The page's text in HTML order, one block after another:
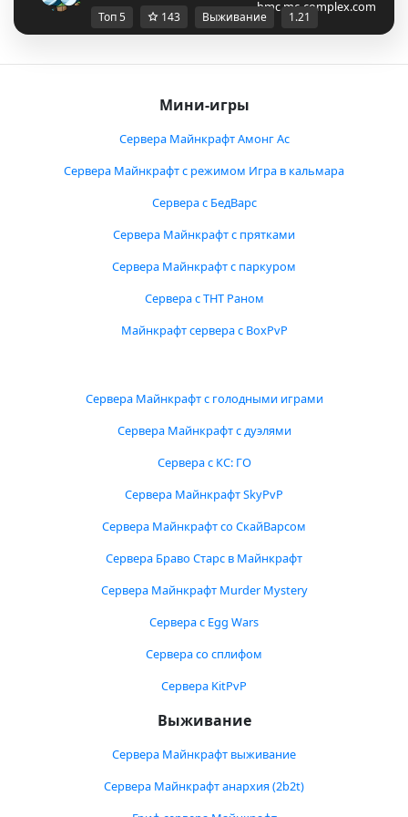
bmc.mc-complex.com
Топ 5 143 Выживание 1.21
Мини-игры
Сервера Майнкрафт Амонг Ас
Сервера Майнкрафт с режимом Игра в кальмара
Сервера с БедВарс
Сервера Майнкрафт с прятками
Сервера Майнкрафт с паркуром
Сервера с ТНТ Раном
Майнкрафт сервера с BoxPvP
Сервера Майнкрафт с голодными играми
Сервера Майнкрафт с дуэлями
Сервера с КС: ГО
Сервера Майнкрафт SkyPvP
Сервера Майнкрафт со СкайВарсом
Сервера Браво Старс в Майнкрафт
Сервера Майнкрафт Murder Mystery
Сервера с Egg Wars
Сервера со сплифом
Сервера KitPvP
Выживание
Сервера Майнкрафт выживание
Сервера Майнкрафт анархия (2b2t)